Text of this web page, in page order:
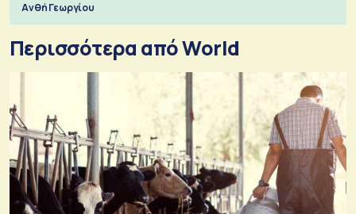
Ανθή Γεωργίου
Περισσότερα από World